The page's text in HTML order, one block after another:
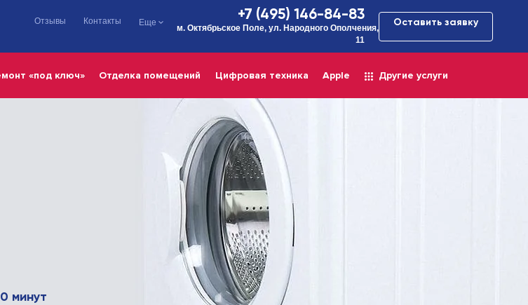
Отзывы Контакты Еще +7 (495) 146-84-83
м. Октябрьское Поле, ул. Народного Ополчения,
11
Оставить заявку
«под ключ» Отделка помещений Цифровая техника Apple Другие услуги
минут